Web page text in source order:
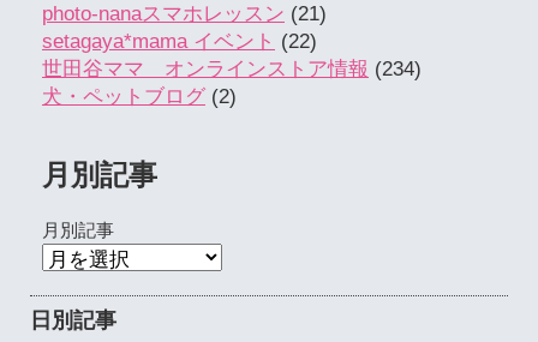
photo-nanaスマホレッスン (21)
setagaya*mama イベント (22)
世田谷ママ オンラインストア情報 (234)
犬・ペットブログ (2)
月別記事
月別記事
日別記事